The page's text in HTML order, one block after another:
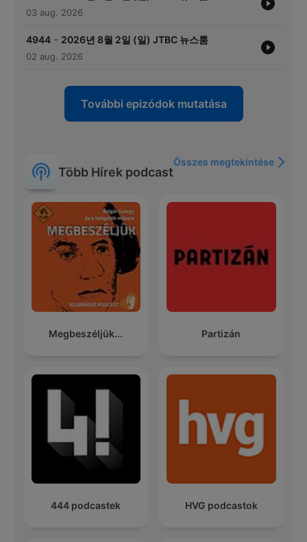
03 aug. 2026
4944 - 2026년 8월 2일 (일) JTBC 뉴스룸
02 aug. 2026
További epizódok mutatása
Több Hírek podcast
Összes megtekintése
Megbeszéljük... Partizán
444 podcastek HVG podcastok